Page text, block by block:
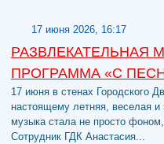
17 июня 2026, 16:17
РАЗВЛЕКАТЕЛЬНАЯ
ПРОГРАММА «С
17 июня в стенах Городского
настоящему летняя, веселая
музыка стала не просто
Сотрудник ГДК Анастасия...